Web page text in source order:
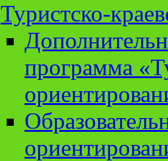
Туристско-
программа